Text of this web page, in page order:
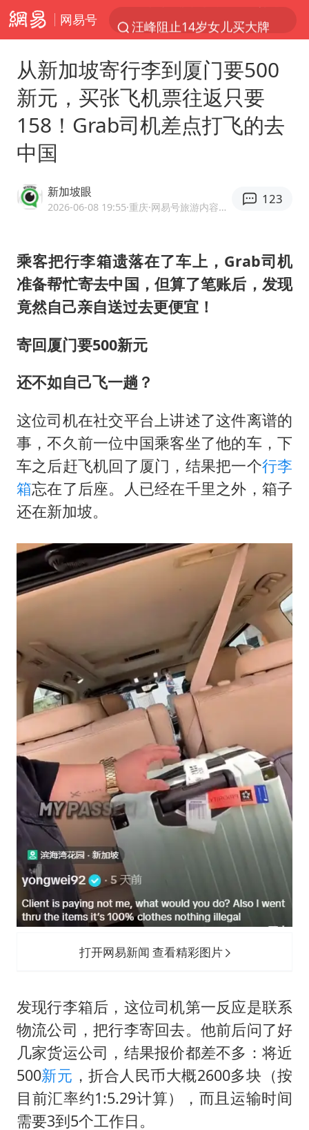
网易号
汪峰阻止14岁女儿买大牌
泰国校园枪击案死亡人数升至7人
女孩摆摊卖菌子时收到北大通知书
广岛核爆81周年央视播《奥本海默》
公司“上四休三”但要降薪1000元
985博士后被曝在妻子孕期出轨后续
如何把百年大党建设得更加坚强有力？
从新加坡寄行李到厦门要500
新元，买张飞机票往返只要
158！Grab司机差点打飞的去
中国
新加坡眼
2026-06-08 19:55·重庆 ·网易号旅游内容作者
123
乘客把行李箱遗落在了车上，Grab司机
准备帮忙寄去中国，但算了笔账后，发现
竟然自己亲自送过去更便宜！
寄回厦门要500新元
还不如自己飞一趟？
这位司机在社交平台上讲述了这件离谱的
事，不久前一位中国乘客坐了他的车，下
车之后赶飞机回了厦门，结果把一个行李
箱忘在了后座。人已经在千里之外，箱子
还在新加坡。
打开网易新闻 查看精彩图片
发现行李箱后，这位司机第一反应是联系
物流公司，把行李寄回去。他前后问了好
几家货运公司，结果报价都差不多：将近
500新元 ，折合人民币大概2600多块（按
目前汇率约1:5.29计算），而且运输时间
需要3到5个工作日。